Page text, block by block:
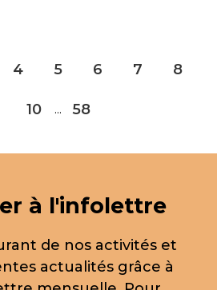
4 5 6 7 8
10 ... 58
à l'infolettre
de nos activités et
actualités grâce à